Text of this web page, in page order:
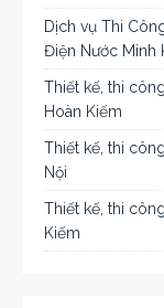
Dịch vụ Thi
Điện Nước Minh
Thiết kế, thi
Hoàn Kiếm
Thiết kế, thi
Nội
Thiết kế, thi
Kiếm